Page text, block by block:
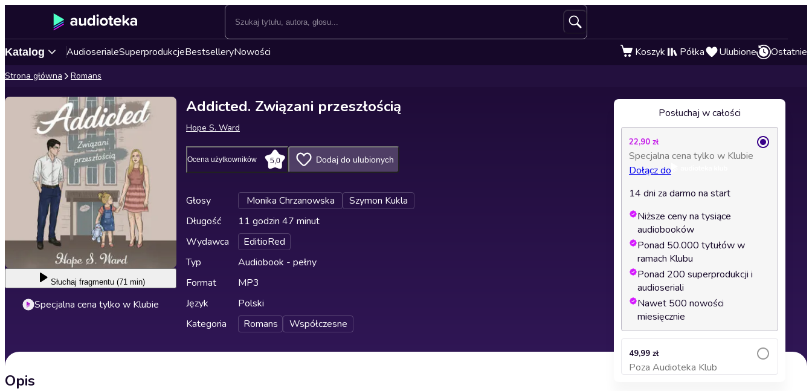
Katalog AudioserialeSuperprodukcjeBestselleryNowości Koszyk Półka Ulubione Ostatnie
Strona główna Romans
Słuchaj fragmentu (71 min)
Specjalna cena tylko w Klubie
Addicted. Związani przeszłością
Hope S. Ward
Ocena użytkowników 5,0 Dodaj do ulubionych
Głosy Monika Chrzanowska
Szymon Kukla
Długość
11 godzin 47 minut
Wydawca
EditioRed
Typ
Audiobook - pełny
Format
MP3
Język
Polski
Kategoria
Romans Współczesne
Opis
Posłuchaj w całości
22,90 zł
Specjalna cena tylko w Klubie
Dołącz do
14 dni za darmo na start
Niższe ceny na tysiące
audiobooków
Ponad 50.000 tytułów w
ramach Klubu
Ponad 200 superprodukcji i
audioseriali
Nawet 500 nowości
miesięcznie
49,99 zł
Poza Audioteka Klub
Dodaj do koszyka